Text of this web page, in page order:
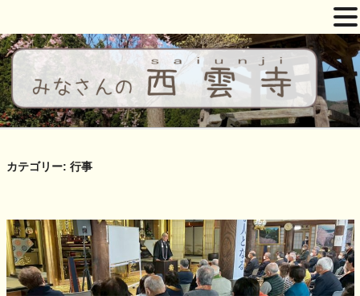
コ
ン
テ
ン
ツ西雲寺
しだれ桜となんまんだぶつ
カテゴリー: 行事